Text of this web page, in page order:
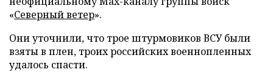
«Северный ветер».
Они уточнили, что трое штурмовиков ВСУ были
взяты в плен, троих российских военнопленных
удалось спасти.